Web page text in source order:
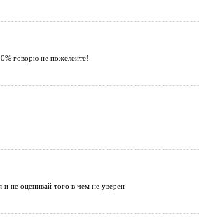
говорю не пожелеите!
не оценивай того в чём не уверен